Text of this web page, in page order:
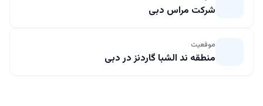
شرکت مراس دبی
موقعیت
منطقه ند الشبا گاردنز در دبی